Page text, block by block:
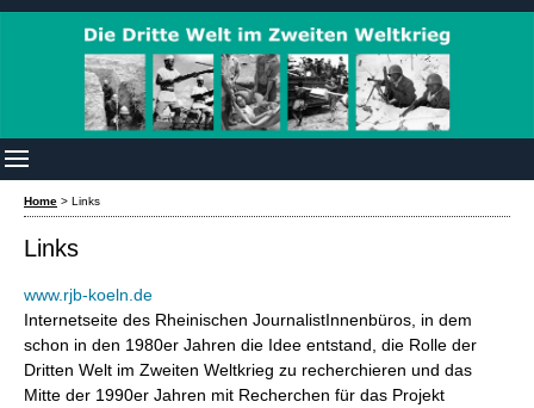
Home > Links
Links
www.rjb-koeln.de
Internetseite des Rheinischen JournalistInnenbüros, in dem
schon in den 1980er Jahren die Idee entstand, die Rolle der
Dritten Welt im Zweiten Weltkrieg zu recherchieren und das
Mitte der 1990er Jahren mit Recherchen für das Projekt